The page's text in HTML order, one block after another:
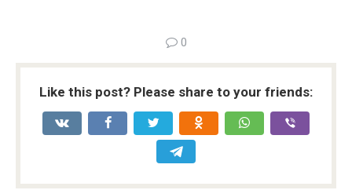
0
Like this post? Please share to your friends: